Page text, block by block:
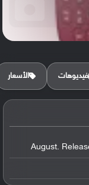
فيديوهات الأسعار